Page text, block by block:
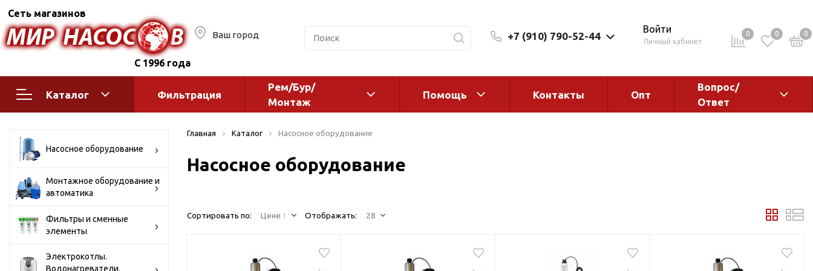
Сеть магазинов
С 1996 года
Ваш город +7 (910) 790-52-44
Войти
Личный кабинет
0 0 0
Каталог
Поверхностные насосы
Бытовые
Горизонтальные
многоступенчатые
многоступенчатые
моноблочные
Полив
водоснабжения
Оголовки и адаптеры
Магистральные фильтры
Фильтрация
Рем/Бур/
Монтаж
Помощь Контакты Опт
Вопрос/
Ответ
Насосное оборудование
Монтажное оборудование и
автоматика
Фильтры и сменные
элементы
Электрокотлы.
Водонагреватели.
Главная Каталог Насосное оборудование
Насосное оборудование
Сортировать по: Цене ↑ Отображать: 28